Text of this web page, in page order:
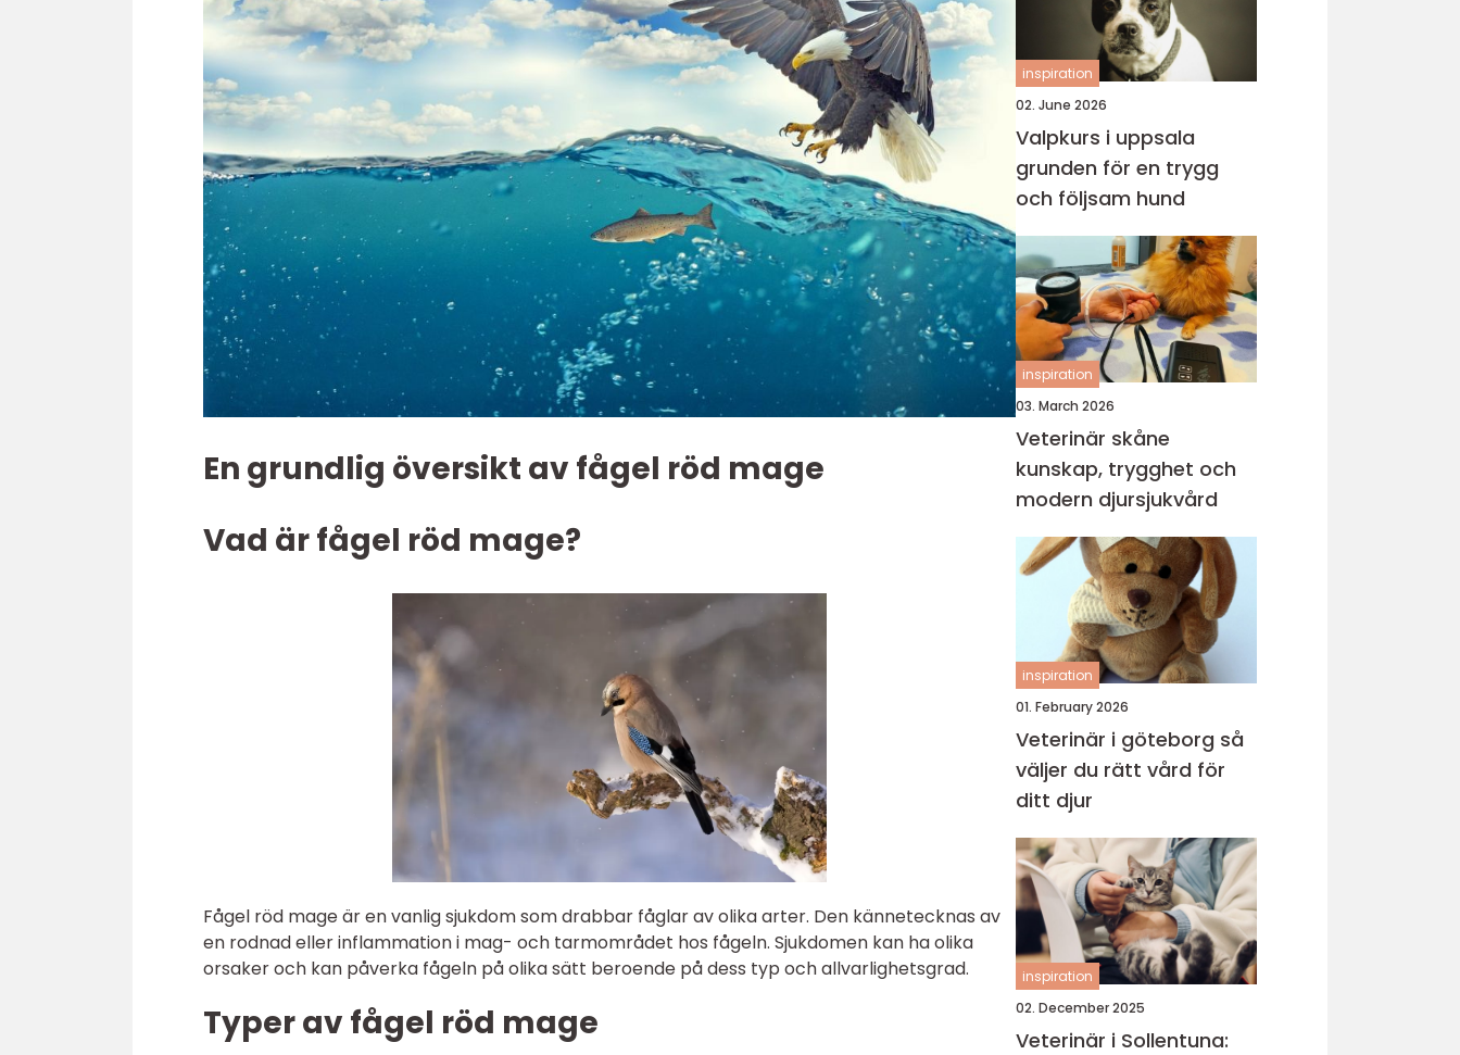
En grundlig översikt av fågel röd mage
Vad är fågel röd mage?
Fågel röd mage är en vanlig sjukdom som drabbar fåglar av olika arter. Den kännetecknas av
en rodnad eller inflammation i mag- och tarmområdet hos fågeln. Sjukdomen kan ha olika
orsaker och kan påverka fågeln på olika sätt beroende på dess typ och allvarlighetsgrad.
Typer av fågel röd mage
inspiration
02. June 2026
Valpkurs i uppsala
grunden för en trygg
och följsam hund
inspiration
03. March 2026
Veterinär skåne
kunskap, trygghet och
modern djursjukvård
inspiration
01. February 2026
Veterinär i göteborg så
väljer du rätt vård för
ditt djur
inspiration
02. December 2025
Veterinär i Sollentuna: